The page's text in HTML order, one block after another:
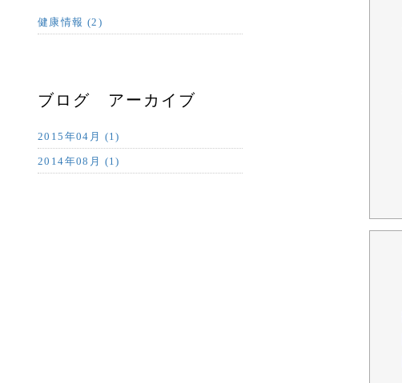
健康情報 (2)
ブログ アーカイブ
2015年04月 (1)
2014年08月 (1)